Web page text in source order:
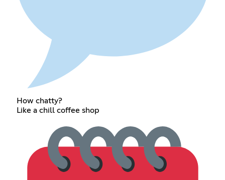
How chatty?
Like a chill coffee shop